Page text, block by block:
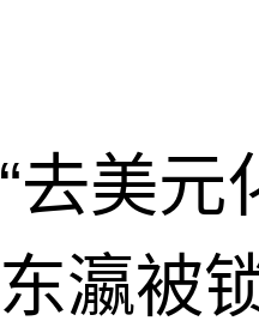
“去美元
东瀛被